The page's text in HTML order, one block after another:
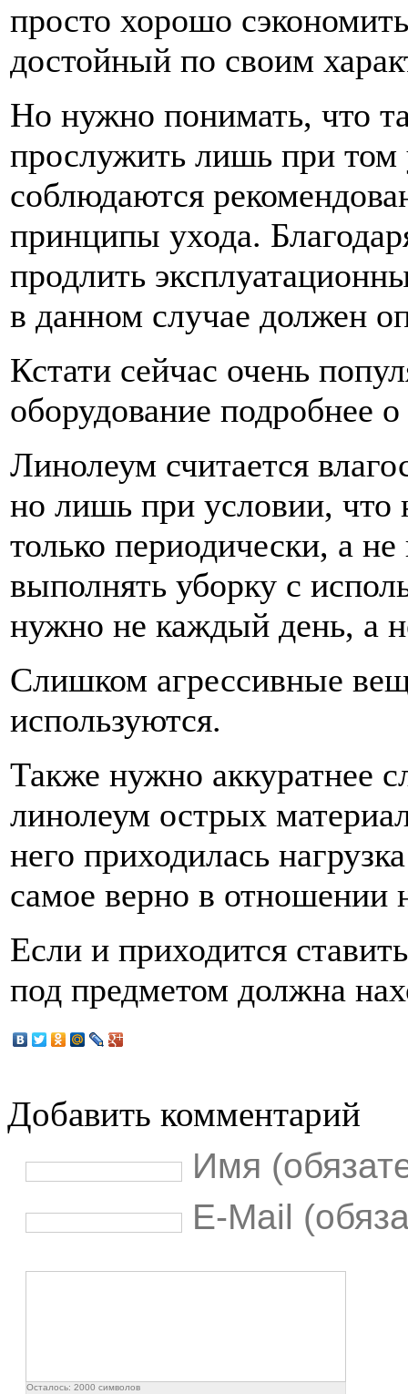
просто хорошо
достойный по своим
Но нужно понимать, что
прослужить лишь при том
соблюдаются
принципы ухода.
продлить
в данном случае должен
Кстати сейчас очень
оборудование подробнее
Линолеум считается
но лишь при условии, что
только периодически, а
выполнять уборку с
нужно не каждый день, а
Слишком агрессивные
используются.
Также нужно аккуратнее
линолеум острых
него приходилась
самое верно в отношении
Если и приходится
под предметом должна
Добавить комментарий
Имя
E-Mail
Осталось: 2000 символов